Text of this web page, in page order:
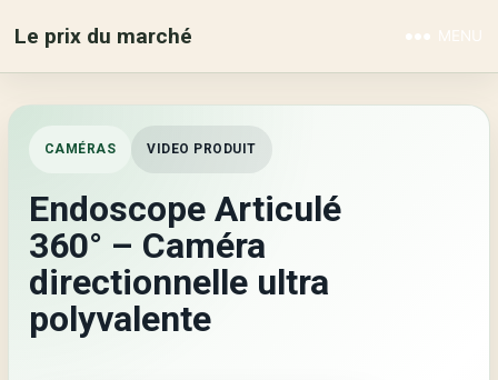
Le prix du marché MENU
CAMÉRAS VIDEO PRODUIT
Endoscope Articulé
360° – Caméra
directionnelle ultra
polyvalente